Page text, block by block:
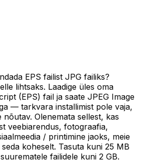
EPS failist JPG failiks?
lihtsaks. Laadige üles oma
(EPS) fail ja saate JPEG Image
— tarkvara installimist pole vaja,
Olenemata sellest, kas
veebiarendus, fotograafia,
/ printimine jaoks, meie
koheselt. Tasuta kuni 25 MB
failidele kuni 2 GB.